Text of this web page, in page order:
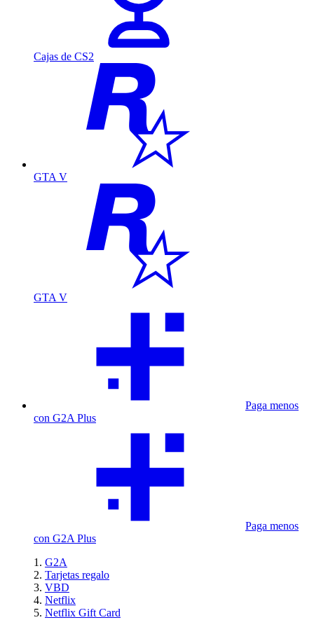
Cajas de CS2
GTA V
GTA V
Paga menos
con G2A Plus
Paga menos
con G2A Plus
G2A
Tarjetas regalo
VBD
Netflix
Netflix Gift Card